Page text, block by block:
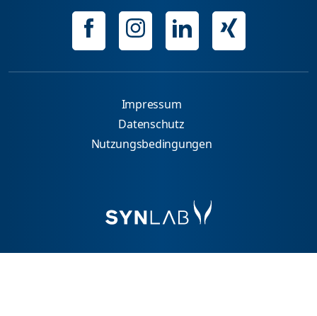
Impressum
Datenschutz
Nutzungsbedingungen